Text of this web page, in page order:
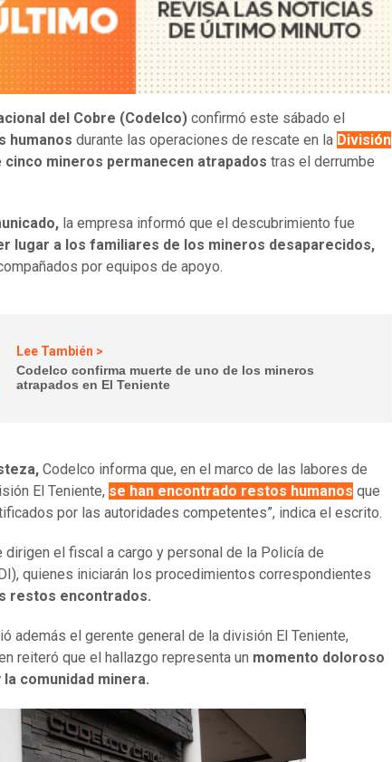
del Cobre (Codelco) confirmó este sábado el
humanos durante las operaciones de rescate en la División
cinco mineros permanecen atrapados tras el derrumbe
la empresa informó que el descubrimiento fue
lugar a los familiares de los mineros desaparecidos,
por equipos de apoyo.
Lee También >
Codelco confirma muerte de uno de los mineros
atrapados en El Teniente
Codelco informa que, en el marco de las labores de
El Teniente, se han encontrado restos humanos que
por las autoridades competentes”, indica el escrito.
dirigen el fiscal a cargo y personal de la Policía de
quienes iniciarán los procedimientos correspondientes
restos encontrados.
además el gerente general de la división El Teniente,
reiteró que el hallazgo representa un momento doloroso
comunidad minera.